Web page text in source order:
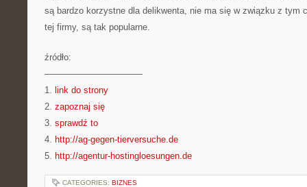
są bardzo korzystne dla delikwenta, nie ma się w związku z tym
tej firmy, są tak popularne.
źródło:
———————————
1. link do strony
2. zapoznaj się
3. sprawdź to
4. http://ag-gegen-tierversuche.de
5. http://agentur-hostingloesungen.de
CATEGORIES: BIZNES